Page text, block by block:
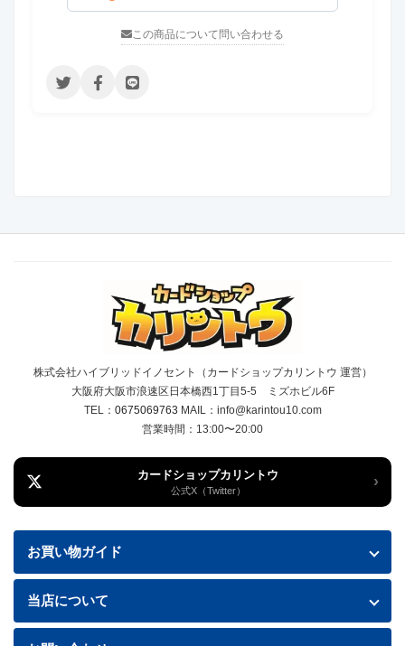
この商品について問い合わせる
株式会社ハイブリッドイノセント（カードショップカリントウ 運営）
大阪府大阪市浪速区日本橋西1丁目5-5 ミズホビル6F
TEL： 0675069763 MAIL：info@karintou10.com
営業時間：13:00〜20:00
カードショップカリントウ
公式X（Twitter） ›
お買い物ガイド
お買い物ガイド
送料・配送について
当店について
特定商取引法に基づく表記